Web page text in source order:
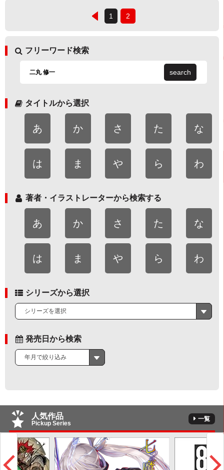
1 2
フリーワード検索
search
タイトルから選択
あ か さ た な
は ま や ら わ
著者・イラストレーターから検索する
あ か さ た な
は ま や ら わ
シリーズから選択
シリーズを選択
発売日から検索
年月で絞り込み
人気作品
Pickup Series
一覧